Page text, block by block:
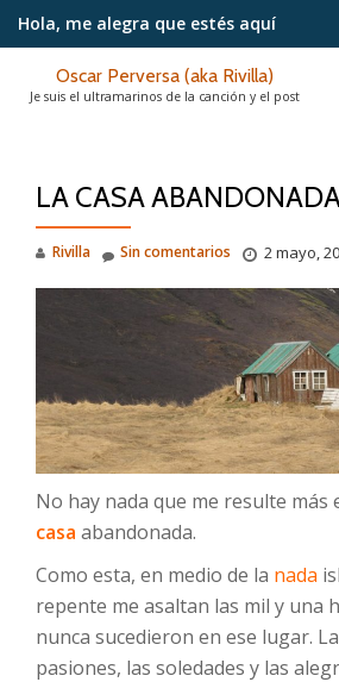
contenido
Hola, me alegra que estés aquí
Oscar Perversa (aka Rivilla)
Je suis el ultramarinos de la canción y el post
LA CASA
Rivilla 2 mayo,
Sin comentarios
No hay nada que me resulte más
casa abandonada.
Como esta, en medio de la nada
repente me asaltan las mil y una
nunca sucedieron en ese lugar.
pasiones, las soledades y las